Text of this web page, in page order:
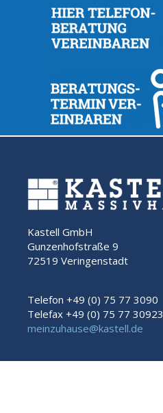
Kastell GmbH
Gunzenhofstraße 9
72519 Veringenstadt
Telefon +49 (0) 75 77 3090
Telefax +49 (0) 75 77 30923
meinzuhause@kastell.de